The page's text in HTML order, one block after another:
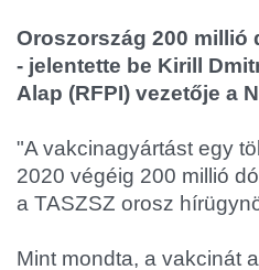
Oroszország 200 millió
- jelentette be Kirill
Alap (RFPI) vezetője a
"A vakcinagyártást egy
2020 végéig 200 millió
a TASZSZ orosz
Mint mondta, a vakcinát